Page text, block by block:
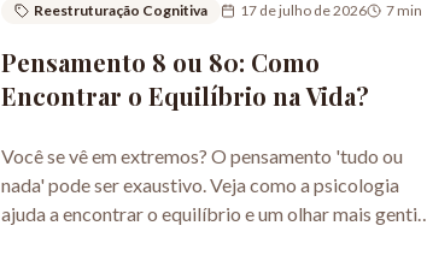
Reestruturação Cognitiva 17 de julho de 2026 7min
Pensamento 8 ou 80: Como
Encontrar o Equilíbrio na Vida?
Você se vê em extremos? O pensamento 'tudo ou
nada' pode ser exaustivo. Veja como a psicologia
ajuda a encontrar o equilíbrio e um olhar mais gentil